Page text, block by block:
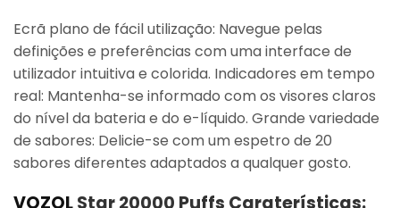
Ecrã plano de fácil utilização: Navegue pelas
definições e preferências com uma interface de
utilizador intuitiva e colorida. Indicadores em tempo
real: Mantenha-se informado com os visores claros
do nível da bateria e do e-líquido. Grande variedade
de sabores: Delicie-se com um espetro de 20
sabores diferentes adaptados a qualquer gosto.
VOZOLStar 20000 Puffs Caraterísticas: